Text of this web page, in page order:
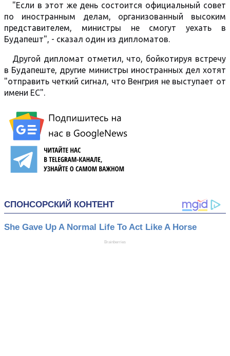
"Если в этот же день состоится официальный совет
по иностранным делам, организованный высоким
представителем, министры не смогут уехать в
Будапешт", - сказал один из дипломатов.
Другой дипломат отметил, что, бойкотируя встречу
в Будапеште, другие министры иностранных дел хотят
"отправить четкий сигнал, что Венгрия не выступает от
имени ЕС".